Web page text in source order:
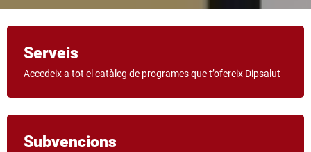
Serveis
Accedeix a tot el catàleg de programes que t’ofereix Dipsalut
Subvencions